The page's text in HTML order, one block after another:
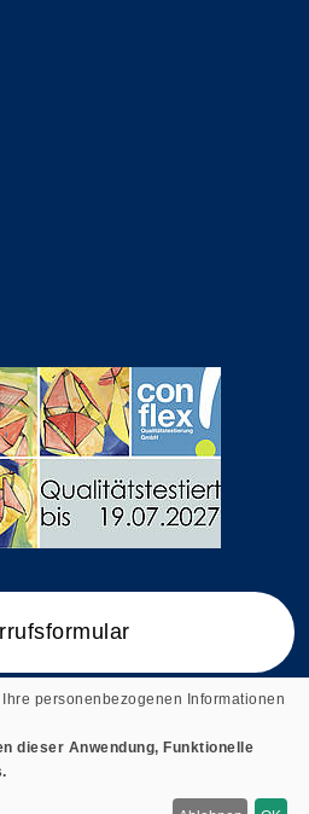
personenbezogenen Informationen
dieser Anwendung, Funktionelle